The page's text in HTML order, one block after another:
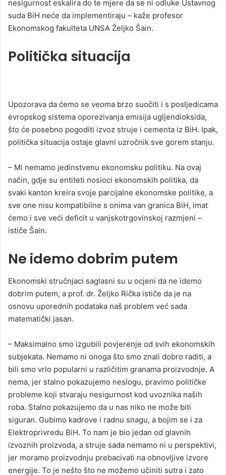
nesigurnost eskalira do te mjere da se ni odluke Ustavnog
suda BiH neće da implementiraju – kaže profesor
Ekonomskog fakulteta UNSA Željko Šain.
Politička situacija
Upozorava da ćemo se veoma brzo suočiti i s posljedicama
evropskog sistema oporezivanja emisija ugljendioksida,
što će posebno pogoditi izvoz struje i cementa iz BiH. Ipak,
politička situacija ostaje glavni uzročnik sve gorem stanju.
– Mi nemamo jedinstvenu ekonomsku politiku. Na ovaj
način, gdje su entiteti nosioci ekonomskih politika, da
svaki kanton kreira svoje parcijalne ekonomske politike, a
sve one nisu kompatibilne s onima van granica BiH, imat
ćemo i sve veći deficit u vanjskotrgovinskoj razmjeni –
ističe Šain.
Ne idemo dobrim putem
Ekonomski stručnjaci saglasni su u ocjeni da ne idemo
dobrim putem, a prof. dr. Željko Rička ističe da je na
osnovu uporednih podataka naš problem već sada
matematički jasan.
– Maksimalno smo izgubili povjerenje od svih ekonomskih
subjekata. Nemamo ni onoga što smo znali dobro raditi, a
bili smo vrlo popularni u različitim granama proizvodnje. A
nema, jer stalno pokazujemo neslogu, pravimo političke
probleme koji stvaraju nesigurnost kod uvoznika naših
roba. Stalno pokazujemo da u nas niko ne može biti
siguran. Gubimo kadrove i radnu snagu, a bojim se i za
Elektroprivredu BiH. To nam je bio jedan od glavnih
izvoznih proizvoda, a struje sada nemamo ni u perspektivi,
jer moramo proizvodnju prebacivati na obnovljive izvore
energije. To je nešto što ne možemo učiniti sutra i zato